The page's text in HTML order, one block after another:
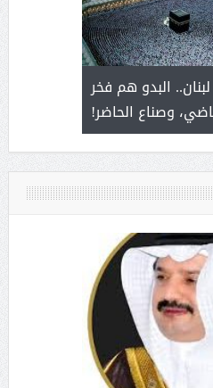
سلمان
البدو هم فخر
وصناع الحاضر!